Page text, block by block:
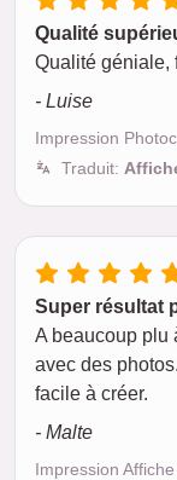
Qualité
Qualité géniale,
- Luise
Impression
Traduit:
Super résultat
A beaucoup plu
avec des
facile à créer.
- Malte
Impression